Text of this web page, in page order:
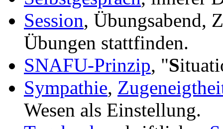
Session, Übungsabend,
Übungen stattfinden.
SNAFU-Prinzip, "S
Sympathie,
Wesen als Einstellung.